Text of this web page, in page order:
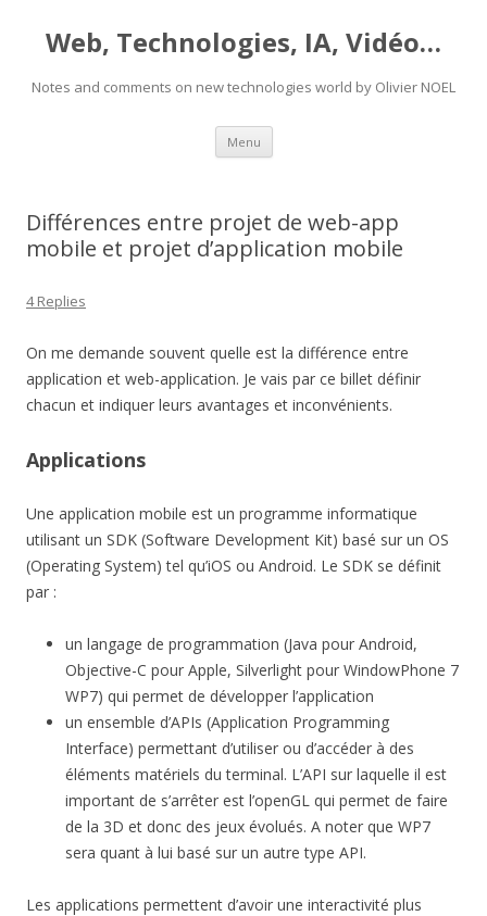
Web, Technologies, IA, Vidéo…
Notes and comments on new technologies world by Olivier NOEL
Menu Skip
content
Différences entre projet de web-app
mobile et projet d’application mobile
4 Replies
On me demande souvent quelle est la différence entre
application et web-application. Je vais par ce billet définir
chacun et indiquer leurs avantages et inconvénients.
Applications
Une application mobile est un programme informatique
utilisant un SDK (Software Development Kit) basé sur un OS
(Operating System) tel qu’iOS ou Android. Le SDK se définit
par :
un langage de programmation (Java pour Android,
Objective-C pour Apple, Silverlight pour WindowPhone 7
WP7) qui permet de développer l’application
un ensemble d’APIs (Application Programming
Interface) permettant d’utiliser ou d’accéder à des
éléments matériels du terminal. L’API sur laquelle il est
important de s’arrêter est l’openGL qui permet de faire
de la 3D et donc des jeux évolués. A noter que WP7
sera quant à lui basé sur un autre type API.
Les applications permettent d’avoir une interactivité plus